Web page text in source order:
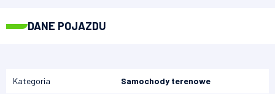
DANE POJAZDU
Kategoria Samochody terenowe